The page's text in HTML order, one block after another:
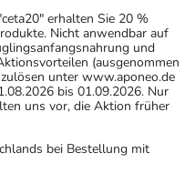
erhalten Sie 20 %
Nicht anwendbar auf
und
(ausgenommen
unter www.aponeo.de
bis 01.09.2026. Nur
uns vor, die Aktion früher
bei Bestellung mit